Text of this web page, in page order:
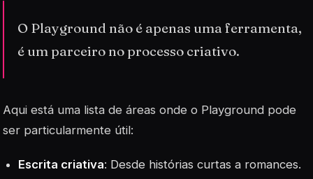
O Playground não é apenas uma ferramenta,
é um parceiro no processo criativo.
Aqui está uma lista de áreas onde o Playground pode
ser particularmente útil:
Escrita criativa: Desde histórias curtas a romances.